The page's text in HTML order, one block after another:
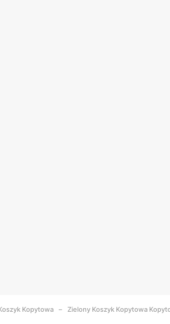
Kopytowa Zielony Koszyk Kopytowa